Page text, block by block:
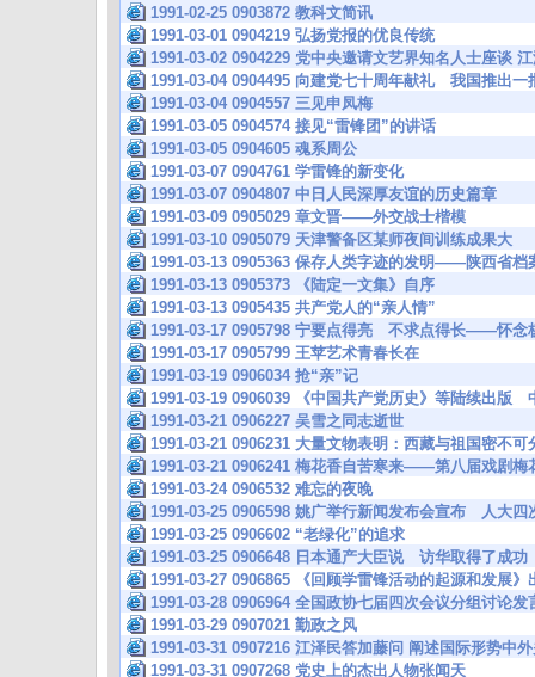
1991-02-25 0903872 教科文简讯
1991-03-01 0904219 弘扬党报的优良传统
1991-03-02 0904229 党中央邀请文艺界知名人士座谈
1991-03-04 0904495 向建党七十周年献礼 我国推出一
1991-03-04 0904557 三见申凤梅
1991-03-05 0904574 接见“雷锋团”的讲话
1991-03-05 0904605 魂系周公
1991-03-07 0904761 学雷锋的新变化
1991-03-07 0904807 中日人民深厚友谊的历史篇章
1991-03-09 0905029 章文晋——外交战士楷模
1991-03-10 0905079 天津警备区某师夜间训练成果大
1991-03-13 0905363 保存人类字迹的发明——陕西省档
1991-03-13 0905373 《陆定一文集》自序
1991-03-13 0905435 共产党人的“亲人情”
1991-03-17 0905798 宁要点得亮 不求点得长——怀念
1991-03-17 0905799 王苹艺术青春长在
1991-03-19 0906034 抢“亲”记
1991-03-19 0906039 《中国共产党历史》等陆续出版
1991-03-21 0906227 吴雪之同志逝世
1991-03-21 0906231 大量文物表明：西藏与祖国密不可
1991-03-21 0906241 梅花香自苦寒来——第八届戏剧梅
1991-03-24 0906532 难忘的夜晚
1991-03-25 0906598 姚广举行新闻发布会宣布 人大四
1991-03-25 0906602 “老绿化”的追求
1991-03-25 0906648 日本通产大臣说 访华取得了成
1991-03-27 0906865 《回顾学雷锋活动的起源和发展》
1991-03-28 0906964 全国政协七届四次会议分组讨论发
1991-03-29 0907021 勤政之风
1991-03-31 0907216 江泽民答加藤问 阐述国际形势中
1991-03-31 0907268 党史上的杰出人物张闻天